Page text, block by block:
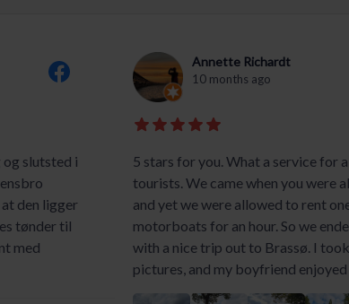
slutsted i
den ligger
tønder til
med
Annette Richardt
10 months ago
5 stars for you. What a service for
tourists. We came when you were
and yet we were allowed to rent
motorboats for an hour. So we
with a nice trip out to Brassø. I
pictures, and my boyfriend enjoyed